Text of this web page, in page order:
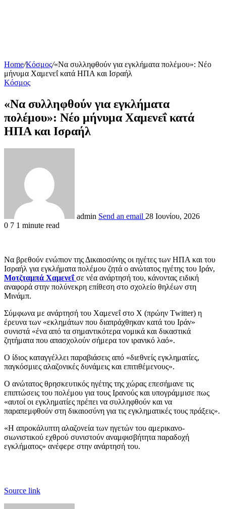
Home/Κόσμος/«Να συλληφθούν για εγκλήματα πολέμου»: Νέο
μήνυμα Χαμενεΐ κατά ΗΠΑ και Ισραήλ
Κόσμος
«Να συλληφθούν για εγκλήματα
πολέμου»: Νέο μήνυμα Χαμενεΐ κατά
ΗΠΑ και Ισραήλ
admin Send an email 28 Ιουνίου, 2026
0 7 1 minute read
Να βρεθούν ενώπιον της Δικαιοσύνης οι ηγέτες των ΗΠΑ και του
Ισραήλ για εγκλήματα πολέμου ζητά ο ανώτατος ηγέτης του Ιράν,
Μοτζταμπά Χαμενεΐ σε νέα ανάρτησή του, κάνοντας ειδική
αναφορά στην πολύνεκρη επίθεση στο σχολείο θηλέων στη
Μινάμπ.
Σύμφωνα με ανάρτησή του Χαμενεΐ στο X (πρώην Τwitter) η
έρευνα των «εκλημάτων που διαπράχθηκαν κατά του Ιράν»
συνιστά «ένα από τα σημαντικότερα νομικά και δικαστικά
ζητήματα που απασχολούν σήμερα τον ιρανικό λαό».
Ο ίδιος καταγγέλλει παραβιάσεις από «διεθνείς εγκληματίες,
παγκόσμιες αλαζονικές δυνάμεις και επιτιθέμενους».
Ο ανώτατος θρησκευτικός ηγέτης της χώρας επεσήμανε τις
επιπτώσεις του πολέμου για τους Ιρανούς και υπογράμμισε πως
«αυτοί οι εγκληματίες πρέπει να συλληφθούν και να
παραπεμφθούν στη δικαιοσύνη για τις εγκληματικές τους πράξεις».
«Η απροκάλυπτη αλαζονεία των ηγετών του αμερικανο-
σιωνιστικού εχθρού συνιστούν αναμφισβήτητα παραδοχή
εγκλήματος» ανέφερε στην ανάρτησή του.
Source link